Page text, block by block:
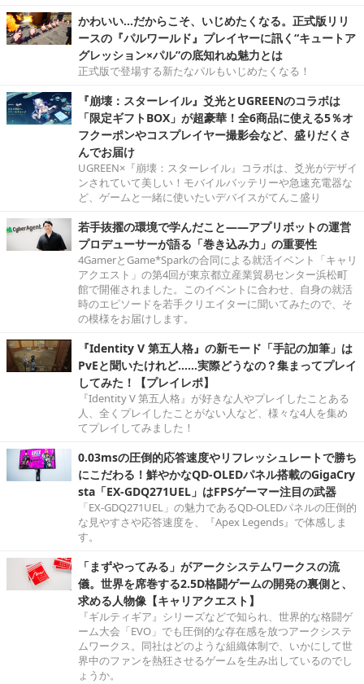
かわいい…だからこそ、いじめたくなる。正式版リリ
ースの『パルワールド』プレイヤーに訊く“キュートア
グレッション×パル”の底知れぬ魅力とは
正式版で登場する新たなパルもいじめたくなる！
『崩壊：スターレイル』爻光とUGREENのコラボは
「限定ギフトBOX」が超豪華！全6商品に使える5％オ
フクーポンやコスプレイヤー撮影会など、盛りだくさ
んでお届け
UGREEN×『崩壊：スターレイル』コラボは、爻光がデザイ
ンされていて美しい！モバイルバッテリーや急速充電器な
ど、ゲームと一緒に使いたいデバイスがてんこ盛り
若手抜擢の環境で学んだこと――アプリボットの運営
プロデューサーが語る「巻き込み力」の重要性
4GamerとGame*Sparkの合同による就活イベント「キャリ
アクエスト」の第4回が東京都立産業貿易センター浜松町
館で開催されました。このイベントに合わせ、自身の就活
時のエピソードを若手クリエイターに聞いてみたので、そ
の模様をお届けします。
『Identity V 第五人格』の新モード「手記の加筆」は
PvEと聞いたけれど……実際どうなの？集まってプレイ
してみた！【プレイレポ】
『Identity V 第五人格』が好きな人やプレイしたことある
人、全くプレイしたことがない人など、様々な4人を集め
てプレイしてみました！
0.03msの圧倒的応答速度やリフレッシュレートで勝ち
にこだわる！鮮やかなQD-OLEDパネル搭載のGigaCry
sta「EX-GDQ271UEL」はFPSゲーマー注目の武器
「EX-GDQ271UEL」の魅力であるQD-OLEDパネルの圧倒的
な見やすさや応答速度を、『Apex Legends』で体感しま
す。
「まずやってみる」がアークシステムワークスの流
儀。世界を席巻する2.5D格闘ゲームの開発の裏側と、
求める人物像【キャリアクエスト】
『ギルティギア』シリーズなどで知られ、世界的な格闘ゲ
ーム大会「EVO」でも圧倒的な存在感を放つアークシステ
ムワークス。同社はどのような組織体制で、いかにして世
界中のファンを熱狂させるゲームを生み出しているのでし
ょうか。